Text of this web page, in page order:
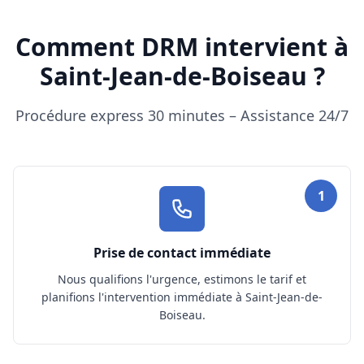
Comment DRM intervient à
Saint-Jean-de-Boiseau ?
Procédure express 30 minutes – Assistance 24/7
1
Prise de contact immédiate
Nous qualifions l'urgence, estimons le tarif et
planifions l'intervention immédiate à Saint-Jean-de-
Boiseau.